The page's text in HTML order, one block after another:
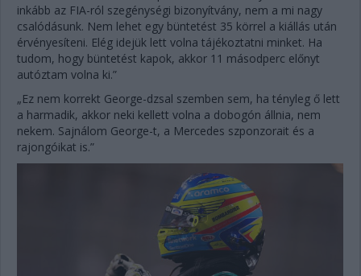
inkább az FIA-ról szegénységi bizonyítvány, nem a mi nagy
csalódásunk. Nem lehet egy büntetést 35 körrel a kiállás után
érvényesíteni. Elég idejük lett volna tájékoztatni minket. Ha
tudom, hogy büntetést kapok, akkor 11 másodperc előnyt
autóztam volna ki.”
„Ez nem korrekt George-dzsal szemben sem, ha tényleg ő lett
a harmadik, akkor neki kellett volna a dobogón állnia, nem
nekem. Sajnálom George-t, a Mercedes szponzorait és a
rajongóikat is.”